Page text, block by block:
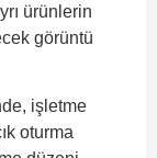
ürünlerin
görüntü
işletme
oturma